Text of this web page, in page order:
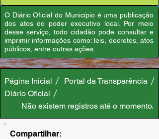
O Diário Oficial do Município é uma publicação
dos atos do poder executivo local. Por meio
desse serviço, todo cidadão pode consultar e
imprimir informações como: leis, decretos, atos
públicos, entre outras ações.
Página Inicial
Portal da Transparência
Diário Oficial
Não existem registros até o momento.
Compartilhar: